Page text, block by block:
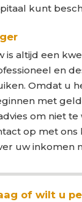
kunt
is altijd een
en
Omdat u
met
om niet
op met ons
uw inkomen
of wilt u